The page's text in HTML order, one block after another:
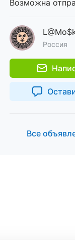
Возможна
Россия
Все